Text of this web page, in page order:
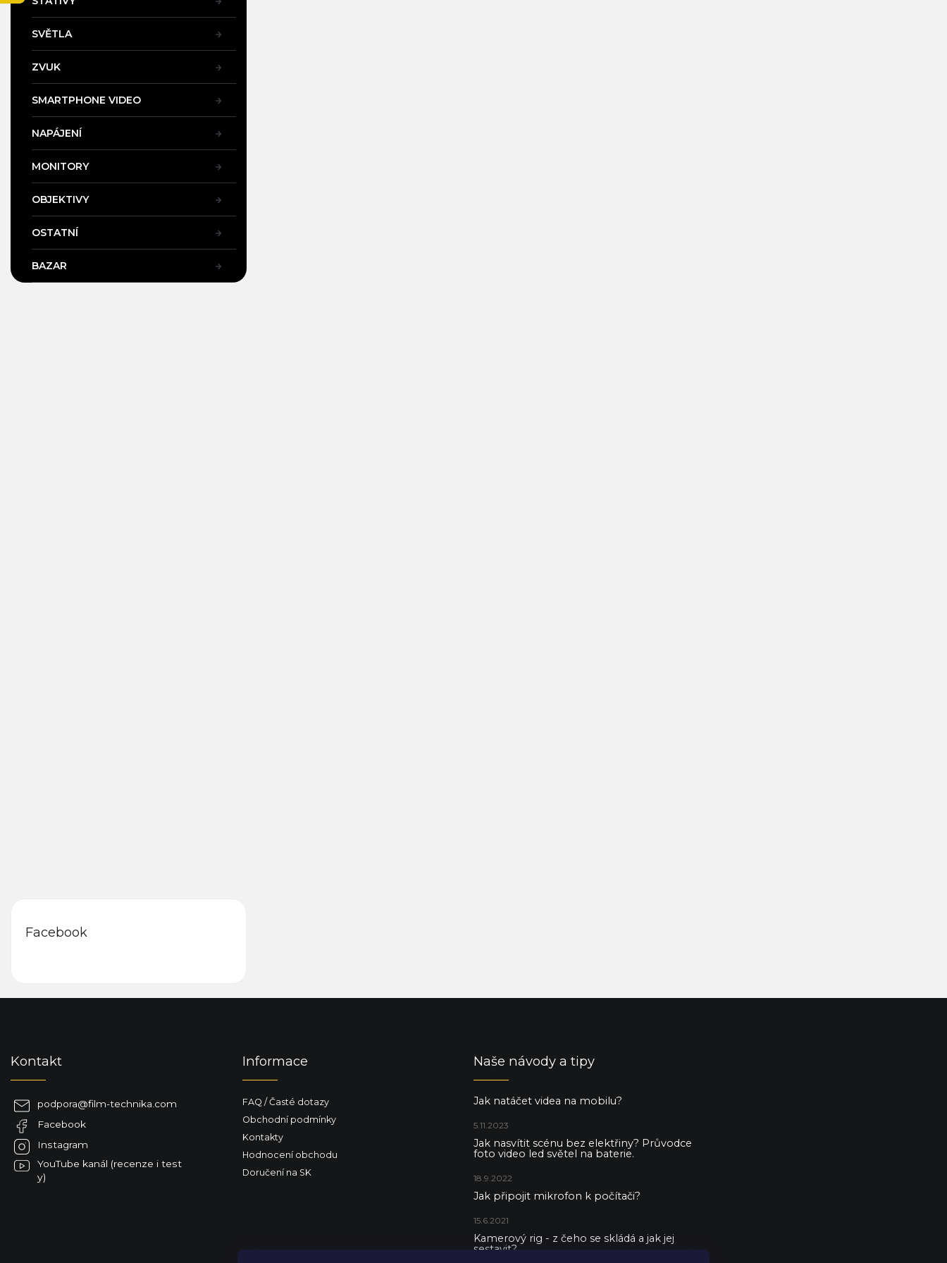
SVĚTLA
ZVUK
SMARTPHONE VIDEO
NAPÁJENÍ
MONITORY
OBJEKTIVY
OSTATNÍ
BAZAR
Facebook
Kontakt
podpora@film-technika.com
Facebook
Instagram
YouTube kanál (recenze i test
y)
Informace
FAQ / Časté dotazy
Obchodní podmínky
Kontakty
Hodnocení obchodu
Doručení na SK
Naše návody a tipy
Jak natáčet videa na mobilu?
5.11.2023
Jak nasvítit scénu bez elektřiny? Průvodce
foto video led světel na baterie.
18.9.2022
Jak připojit mikrofon k počítači?
15.6.2021
Kamerový rig - z čeho se skládá a jak jej
sestavit?